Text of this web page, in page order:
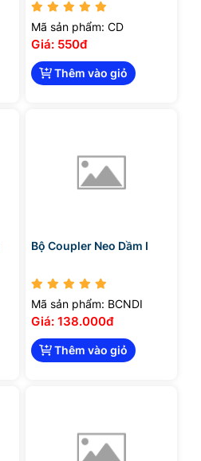
Mã sản phẩm: CD
Giá: 550đ
Thêm vào giỏ
Bộ Coupler Neo Dầm I
Mã sản phẩm: BCNDI
Giá: 138.000đ
Thêm vào giỏ